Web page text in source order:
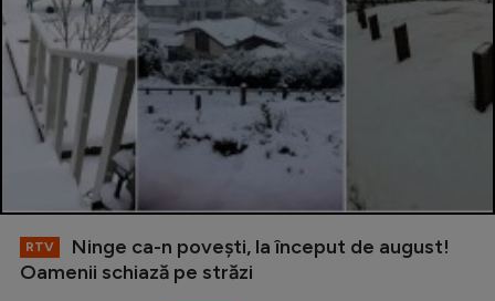
RTV
Ninge ca-n povești, la început de august!
Oamenii schiază pe străzi